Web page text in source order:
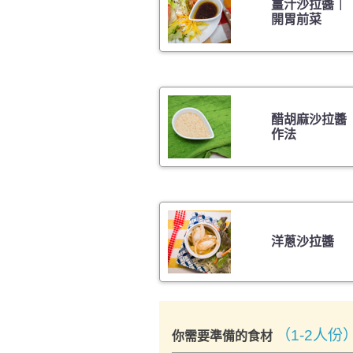
薑汁沙拉醬｜
開胃前菜
醋胡麻沙拉醬
作法
洋蔥沙拉醬
你需要準備的食材 （1-2人份